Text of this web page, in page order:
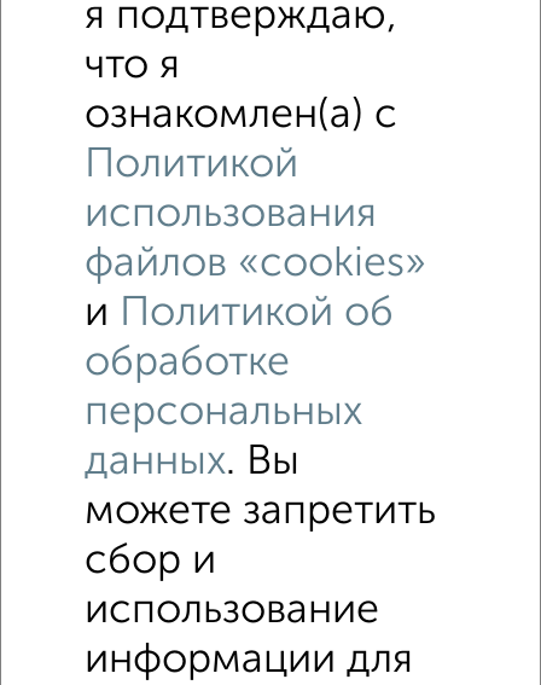
Рядом, с меньшей ценой
Недалеко от с ценой ниже
2‑комнатные квартиры
Поиск по схожим параметрам:
не первый этаж не последний этаж
c большой кухней с центральным отоплением
я подтверждаю,
что я
ознакомлен(а) с
Политикой
использования
файлов «cookies»
и
Политикой об
обработке
персональных
данных. Вы
можете запретить
сбор и
использование
информации для